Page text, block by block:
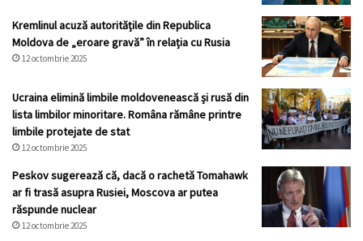
Kremlinul acuză autoritățile din Republica
Moldova de „eroare gravă” în relația cu Rusia
12 octombrie 2025
Ucraina elimină limbile moldovenească și rusă din
lista limbilor minoritare. Româna rămâne printre
limbile protejate de stat
12 octombrie 2025
Peskov sugerează că, dacă o rachetă Tomahawk
ar fi trasă asupra Rusiei, Moscova ar putea
răspunde nuclear
12 octombrie 2025